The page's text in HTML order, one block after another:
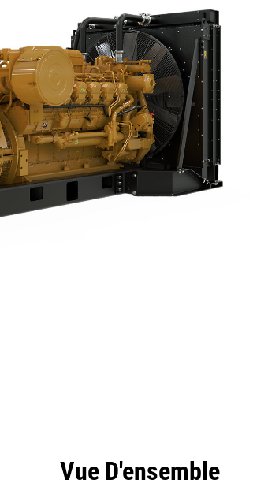
Spécifications
de produits
Vue D'ensemble